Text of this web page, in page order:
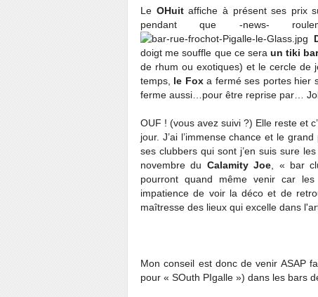
Le OHuitaffiche à présent ses prix
pendant que -news-
doigt me souffle que ce sera un tiki
de rhum ou exotiques) et le cercle de
temps, le Foxa fermé ses portes hier
ferme aussi…pour être reprise par…
OUF ! (vous avez suivi ?) Elle reste et
jour. J’ai l’immense chance et le
ses clubbers qui sont j’en suis sure
novembre du Calamity Joe , « bar
pourront quand même venir car
impatience de voir la déco et de
maîtresse des lieux qui excelle dans
Mon conseil est donc de venir ASAP
pour « SOuth PIgalle ») dans les bars